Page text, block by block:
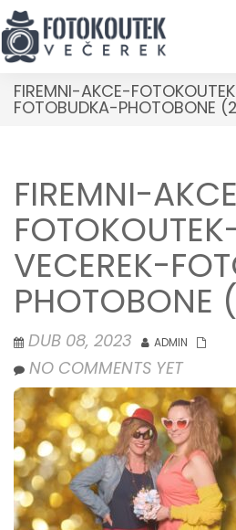
FIREMNI-AKCE-
FOTOBUDKA-PHOTOBONE
FIREMNI-
VECEREK-
PHOTOBONE
DUB 08, 2023 ADMIN
NO COMMENTS YET